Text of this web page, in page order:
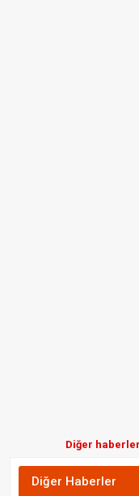
Diğer
Diğer Haberler